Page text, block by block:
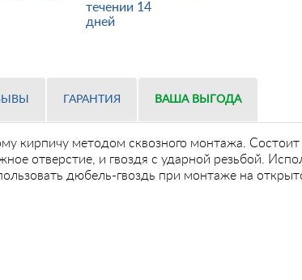
течении 14
дней
ГАРАНТИЯ ВАША ВЫГОДА
кирпичу методом сквозного монтажа.
и гвоздя с ударной резьбой.
дюбель-гвоздь при монтаже на